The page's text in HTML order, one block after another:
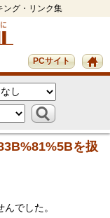
ング・リンク集
PCサイト
を扱
でした。